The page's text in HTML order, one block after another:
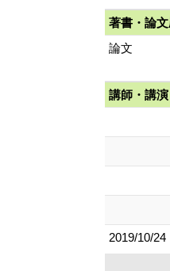
著書・論
論文
講師・講演
2019/10/24